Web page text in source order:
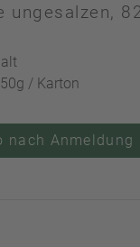
ungesalzen,
/ Karton
nach Anmeldung